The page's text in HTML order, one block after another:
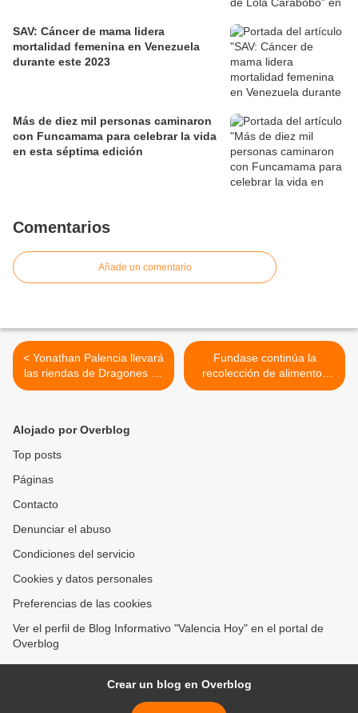
SAV: Cáncer de mama lidera
mortalidad femenina en Venezuela
durante este 2023
Más de diez mil personas caminaron
con Funcamama para celebrar la vida
en esta séptima edición
Comentarios
Añade un comentario
< Yonathan Palencia llevará
las riendas de Dragones de
Carabobo en la Liga Futve
Fundase continúa la
recolección de alimentos
para la elaboración de 2 mil
Alojado por Overblog
Top posts
Páginas
Contacto
Denunciar el abuso
Condiciones del servicio
Cookies y datos personales
Preferencias de las cookies
Ver el perfil de Blog Informativo "Valencia Hoy" en el portal de
Overblog
Crear un blog en Overblog